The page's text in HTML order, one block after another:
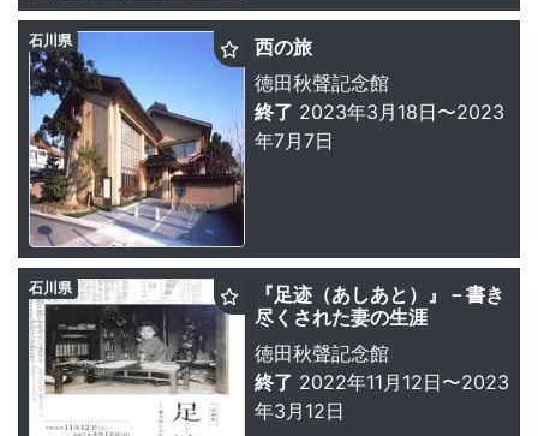
西の旅
徳田秋聲記念館
終了 2023年3月18日〜2023
年7月7日
石川県
『足迹（あしあと）』－書き
尽くされた妻の生涯
徳田秋聲記念館
終了 2022年11月12日〜2023
年3月12日
石川県